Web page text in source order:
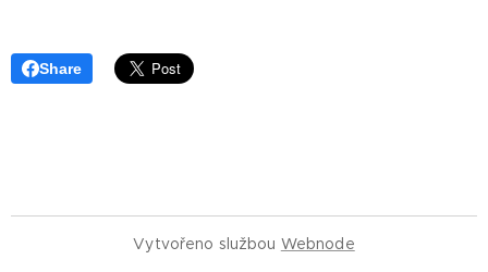
Share
Vytvořeno službou Webnode